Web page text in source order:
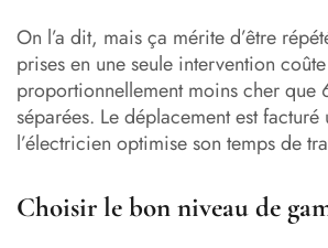
On l’a dit, mais ça mérite d’être
prises en une seule intervention coûte
proportionnellement moins cher que
séparées. Le déplacement est
l’électricien optimise son temps de
Choisir le bon niveau de